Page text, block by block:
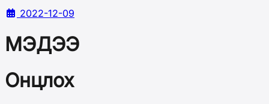
2022-12-09
МЭДЭЭ
Онцлох